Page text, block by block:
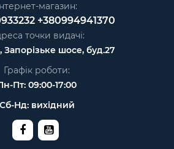
Інтернет-магазин:
+380994941370
точки видачі:
Запорізьке шосе, буд.27
Графік роботи:
Пт: 09:00-17:00
Сб-Нд: вихідний